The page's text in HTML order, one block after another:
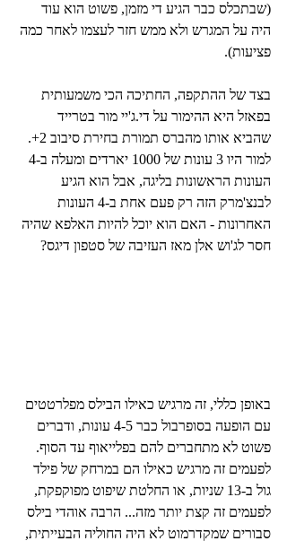
(שבתכלס כבר הגיע די מזמן, פשוט הוא עוד
היה על המגרש ולא ממש חזר לעצמו לאחר כמה
פציעות).
בצד של ההתקפה, החתיכה הכי משמעותית
בפאזל היא ההימור על די.ג'יי מור בטרייד
שהביא אותו מהברס תמורת בחירת סיבוב 2+.
העונות הראשונות בליגה, אבל הוא הגיע
לבנצ'מרק הזה רק פעם אחת ב-4 העונות
האחרונות - האם הוא יוכל להיות האלפא שהיה
חסר לג'וש אלן מאז העזיבה של סטפון דיגס?
באופן כללי, זה מרגיש כאילו הבילס מפלרטטים
עם הופעה בסופרבול כבר 4-5 עונות, ודברים
פשוט לא מתחברים להם בפלייאוף עד הסוף.
לפעמים זה מרגיש כאילו הם במרחק של פילד
גול ב-13 שניות, או החלטת שיפוט מפוקפקת,
לפעמים זה קצת יותר מזה... הרבה אוהדי בילס
סבורים שמקדרמוט לא היה החוליה הבעייתית,